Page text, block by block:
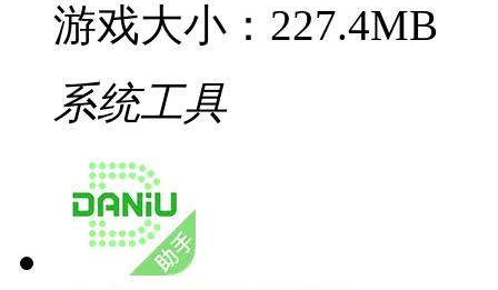
游戏大小：227.4MB
系统工具